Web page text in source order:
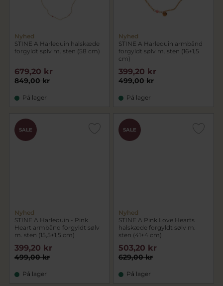
Nyhed
STINE A Harlequin halskæde
forgyldt sølv m. sten (58 cm)
849,00 kr
679,20 kr
På lager
Nyhed
STINE A Harlequin armbånd
forgyldt sølv m. sten (16+1,5
cm)
499,00 kr
399,20 kr
På lager
SALE
Nyhed
STINE A Harlequin - Pink
Heart armbånd forgyldt sølv
m. sten (15,5+1,5 cm)
499,00 kr
399,20 kr
På lager
SALE
Nyhed
STINE A Pink Love Hearts
halskæde forgyldt sølv m.
sten (41+4 cm)
629,00 kr
503,20 kr
På lager